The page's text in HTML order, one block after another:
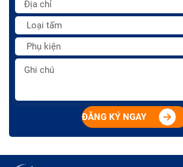
ĐĂNG KÝ NGAY